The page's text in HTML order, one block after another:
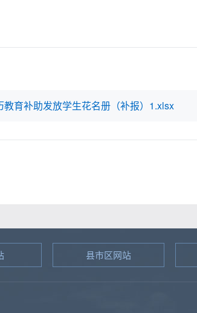
教育补助发放学生花名册（补报）1.xlsx
县市区网站